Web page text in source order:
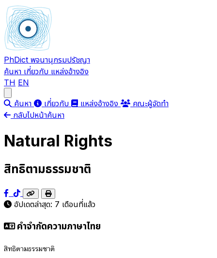
PhDict พจนานุกรมปรัชญา
ค้นหา เกี่ยวกับ แหล่งอ้างอิง
TH EN
ค้นหา เกี่ยวกับ แหล่งอ้างอิง
คณะผู้จัดทำ
กลับไปหน้าค้นหา
Natural Rights
สิทธิตามธรรมชาติ
อัปเดตล่าสุด: 7 เดือนที่แล้ว
คำจำกัดความภาษาไทย
สิทธิตามธรรมชาติ